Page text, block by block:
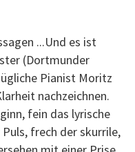
...Und es ist
(Dortmunder
Pianist Moritz
nachzeichnen.
fein das lyrische
frech der skurrile,